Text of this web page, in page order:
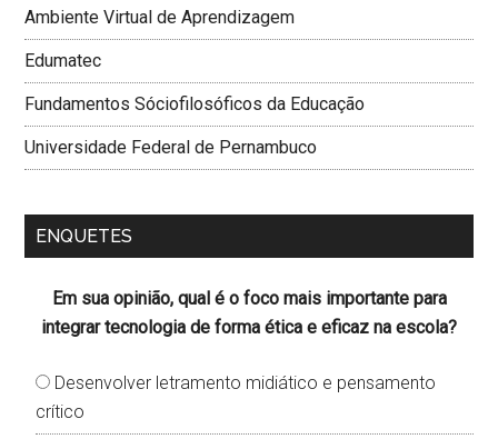
Ambiente Virtual de Aprendizagem
Edumatec
Fundamentos Sóciofilosóficos da Educação
Universidade Federal de Pernambuco
ENQUETES
Em sua opinião, qual é o foco mais importante para
integrar tecnologia de forma ética e eficaz na escola?
Desenvolver letramento midiático e pensamento
crítico